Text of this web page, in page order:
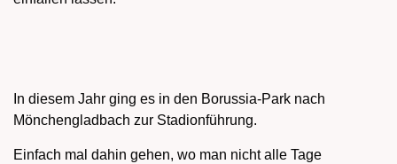
In diesem Jahr ging es in den Borussia-Park nach
Mönchengladbach zur Stadionführung.
Einfach mal dahin gehen, wo man nicht alle Tage